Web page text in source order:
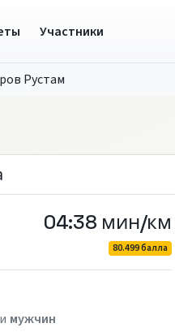
Участники
Рустам
04:38 мин/км
80.499 балла
мужчин